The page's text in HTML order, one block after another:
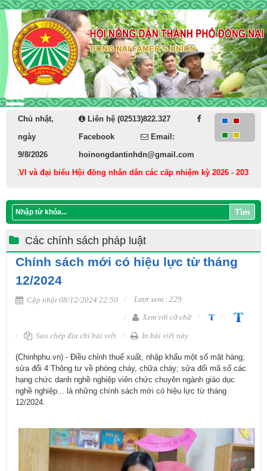
Chủ nhật,
ngày
9/8/2026
Liên hệ (02513)822.327
Facebook
Email:
hoinongdantinhdn@gmail.com
đại biểu Hội đồng nhân dân các cấp nhiệm kỳ 2026 - 2031
Tìm
Các chính sách pháp luật
Chính sách mới có hiệu lực từ tháng
12/2024
Cập nhật 08/12/2024 22:50
Lượt xem : 229
Xem với cỡ chữ
Sao chép địa chỉ bài viết In bài viết này
​(Chinhphu.vn) - Điều chỉnh thuế xuất, nhập khẩu một số mặt hàng;
sửa đổi 4 Thông tư về phòng cháy, chữa cháy; sửa đổi mã số các
hạng chức danh nghề nghiệp viên chức chuyên ngành giáo dục
nghề nghiệp... là những chính sách mới có hiệu lực từ tháng
12/2024.​